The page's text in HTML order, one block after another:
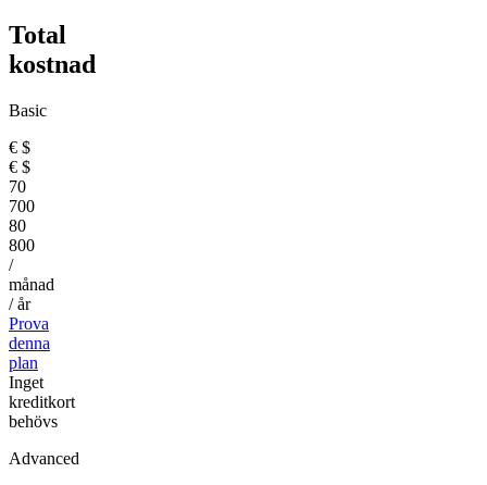
Total
kostnad
Basic
€ $
€ $
70
700
80
800
/
månad
/ år
Prova
denna
plan
Inget
kreditkort
behövs
Advanced